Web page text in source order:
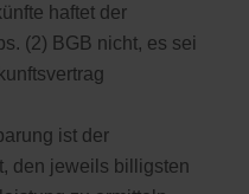
haftet der
(2) BGB nicht, es sei
ist der
den jeweils billigsten